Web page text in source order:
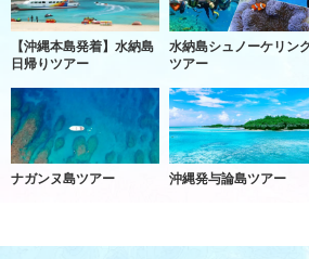
【沖縄本島発着】水納島
日帰りツアー
水納島シュノーケリン
ツアー
ナガンヌ島ツアー 沖縄発与論島ツアー